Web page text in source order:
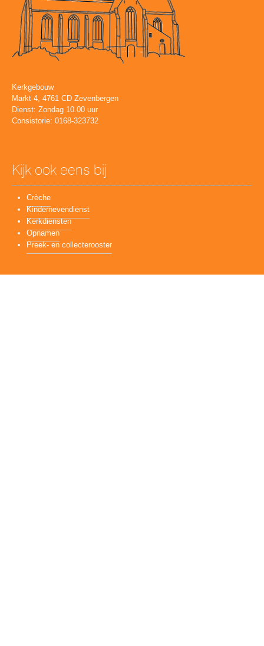
Kerkgebouw
Markt 4, 4761 CD Zevenbergen
Dienst: Zondag 10.00 uur
Consistorie: 0168-323732
Kijk ook eens bij
Crèche
Kindernevendienst
Kerkdiensten
Opnamen
Preek- en collecterooster